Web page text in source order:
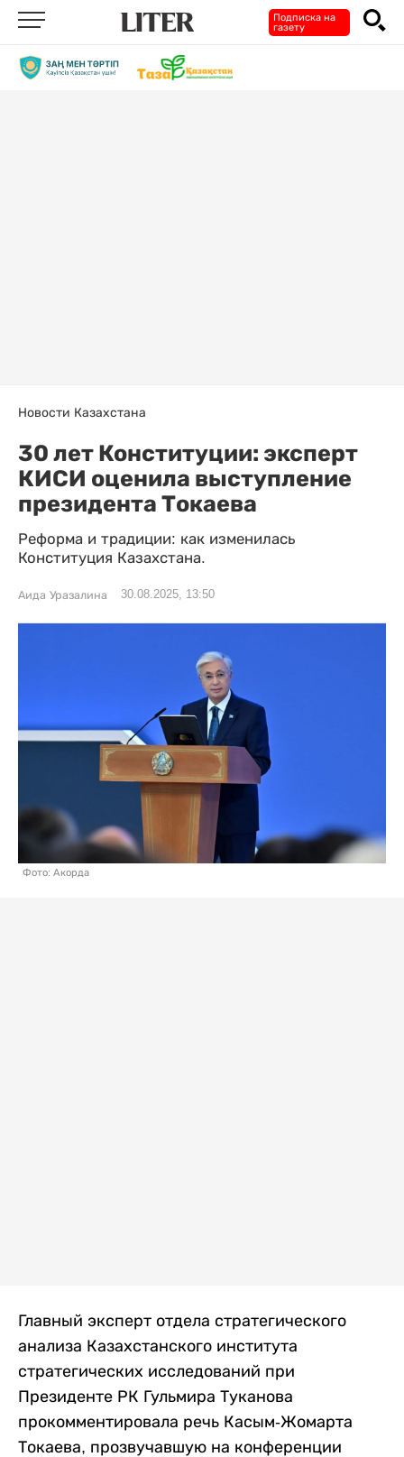
Подписка на
газету
Новости Казахстана
30 лет Конституции: эксперт
КИСИ оценила выступление
президента Токаева
Реформа и традиции: как изменилась
Конституция Казахстана.
Аида Уразалина 30.08.2025, 13:50
Фото: Акорда
Главный эксперт отдела стратегического
анализа Казахстанского института
стратегических исследований при
Президенте РК Гульмира Туканова
прокомментировала речь Касым-Жомарта
Токаева, прозвучавшую на конференции